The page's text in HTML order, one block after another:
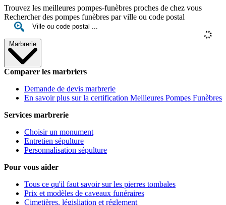
Trouvez les meilleures pompes-funèbres proches de chez vous
Rechercher des pompes funèbres par ville ou code postal
Marbrerie
Comparer les marbriers
Demande de devis marbrerie
En savoir plus sur la certification Meilleures Pompes Funèbres
Services marbrerie
Choisir un monument
Entretien sépulture
Personnalisation sépulture
Pour vous aider
Tous ce qu'il faut savoir sur les pierres tombales
Prix et modèles de caveaux funéraires
Cimetières, législiation et réglement